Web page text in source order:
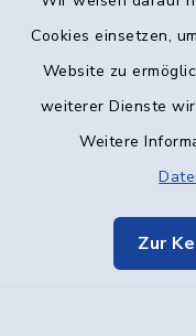
Cookies einsetzen,
Website zu
weiterer Dienste
Weitere
Zur